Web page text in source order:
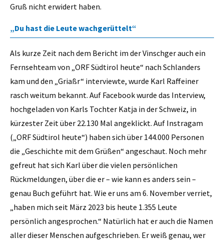
Gruß nicht erwidert haben.
„Du hast die Leute wachgerüttelt“
Als kurze Zeit nach dem Bericht im der Vinschger auch ein
Fernsehteam von „ORF Südtirol heute“ nach Schlanders
kam und den „Griaßr“ interviewte, wurde Karl Raffeiner
rasch weitum bekannt. Auf Facebook wurde das Interview,
hochgeladen von Karls Tochter Katja in der Schweiz, in
kürzester Zeit über 22.130 Mal angeklickt. Auf Instragam
(„ORF Südtirol heute“) haben sich über 144.000 Personen
die „Geschichte mit dem Grüßen“ angeschaut. Noch mehr
gefreut hat sich Karl über die vielen persönlichen
Rückmeldungen, über die er – wie kann es anders sein –
genau Buch geführt hat. Wie er uns am 6. November verriet,
„haben mich seit März 2023 bis heute 1.355 Leute
persönlich angesprochen.“ Natürlich hat er auch die Namen
aller dieser Menschen aufgeschrieben. Er weiß genau, wer